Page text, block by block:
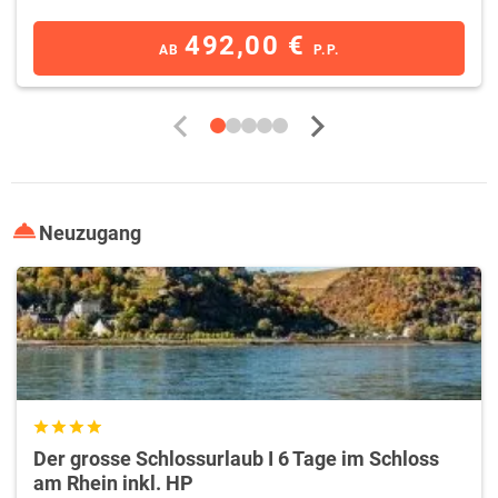
Schlösser & Burgen
Ebenso einige bedeutende Schlösser können auf einer
Wochenendreisebesichtigt werden. Sehenswert ist darunter
, das auch als „ Hessisches Märchenschloss
bezeichnet wird. Es gilt als schönstes Schloss seiner Art in
alljährlich Ritterspiele statt, die überregional Bekanntheit gewonnen
schroffen Felsformationen.
Sehenswert sind auf einemTaunusWochenendtripdie ehemaligen
Residenzschlösser inBad HomburgundWeilburg. Auf einerTaunus
Kurzreiselohnt sich auch ein Besuch derBurgen Eppsteinund
Kronbergin gleichnamigen Städten, denen Museen angeschlossen
sind. Sehenswert sind die Burgruinen Hohenstein bei Bad
Schwalbach, FalkensteinundKönigsteinsowie dieBurgruine
Oberreifenberg
Städtetrip
AB 492,00 € P.P.
Neuzugang
Der grosse Schlossurlaub I 6 Tage im Schloss
am Rhein inkl. HP